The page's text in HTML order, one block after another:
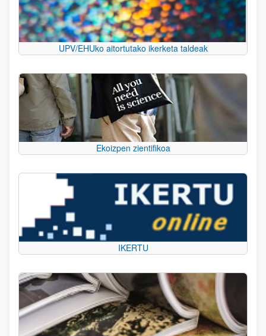
UPV/EHUko aitortutako ikerketa taldeak
Ekoizpen zientifikoa
IKERTU